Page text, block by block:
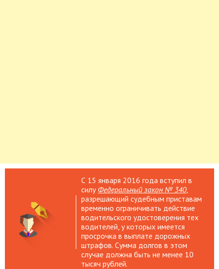
С 15 января 2016 года вступил в
силу Федеральный закон № 340,
разрешающий судебным приставам
временно ограничивать действие
водительского удостоверения тех
водителей, у которых имеется
просрочка в выплате дорожных
штрафов. Сумма долгов в этом
случае должна быть не менее 10
тысяч рублей.